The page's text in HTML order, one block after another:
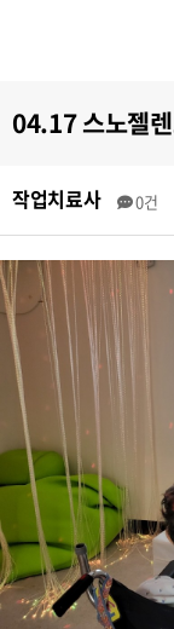
04.17 스노젤
작업치료사 0건